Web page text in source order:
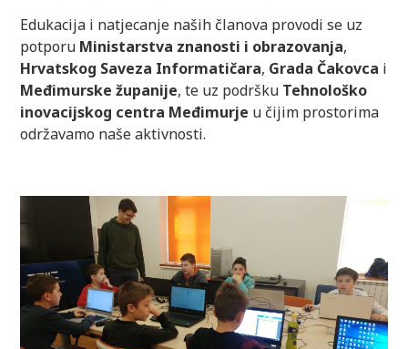
Edukacija i natjecanje naših članova provodi se uz
potporu Ministarstva znanosti i obrazovanja,
Hrvatskog Saveza Informatičara, Grada Čakovca i
Međimurske županije, te uz podršku Tehnološko
inovacijskog centra Međimurje u čijim prostorima
održavamo naše aktivnosti.